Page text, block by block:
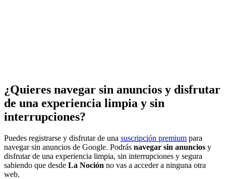
¿Quieres navegar sin anuncios y disfrutar
de una experiencia limpia y sin
interrupciones?
Puedes registrarse y disfrutar de una suscripción premium para
navegar sin anuncios de Google. Podrás navegar sin anuncios y
disfrutar de una experiencia limpia, sin interrupciones y segura
sabiendo que desde La Noción no vas a acceder a ninguna otra
web.